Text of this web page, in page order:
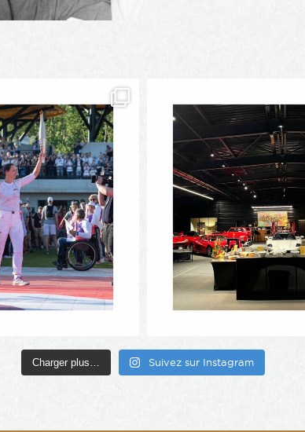
Charger plus… Suivez sur Instagram